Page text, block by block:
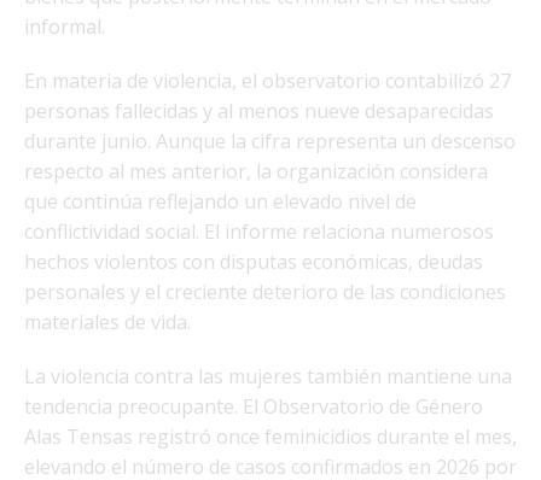
informal.
En materia de violencia, el observatorio contabilizó 27
personas fallecidas y al menos nueve desaparecidas
durante junio. Aunque la cifra representa un descenso
respecto al mes anterior, la organización considera
que continúa reflejando un elevado nivel de
conflictividad social. El informe relaciona numerosos
hechos violentos con disputas económicas, deudas
personales y el creciente deterioro de las condiciones
materiales de vida.
La violencia contra las mujeres también mantiene una
tendencia preocupante. El Observatorio de Género
Alas Tensas registró once feminicidios durante el mes,
elevando el número de casos confirmados en 2026 por